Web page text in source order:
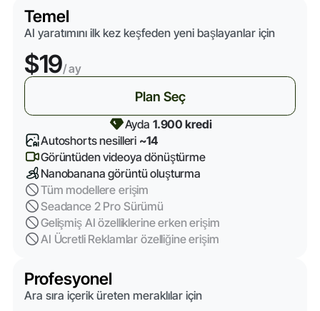
Temel
AI yaratımını ilk kez keşfeden yeni başlayanlar için
$19/ ay
Plan Seç
Ayda 1.900 kredi
Autoshorts nesilleri ~14
Görüntüden videoya dönüştürme
Nanobanana görüntü oluşturma
Tüm modellere erişim
Seadance 2 Pro Sürümü
Gelişmiş AI özelliklerine erken erişim
AI Ücretli Reklamlar özelliğine erişim
Profesyonel
Ara sıra içerik üreten meraklılar için